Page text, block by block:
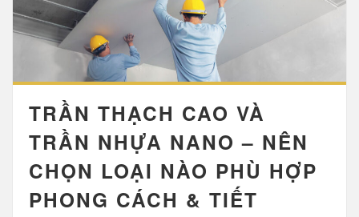
TRẦN THẠCH CAO VÀ
TRẦN NHỰA NANO – NÊN
CHỌN LOẠI NÀO PHÙ HỢP
PHONG CÁCH & TIẾT